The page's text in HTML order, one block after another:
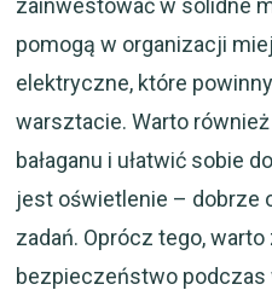
pomogą w organizacji
elektryczne, które
warsztacie. Warto
bałaganu i ułatwić sobie
jest oświetlenie – dobrze
zadań. Oprócz tego,
bezpieczeństwo podczas